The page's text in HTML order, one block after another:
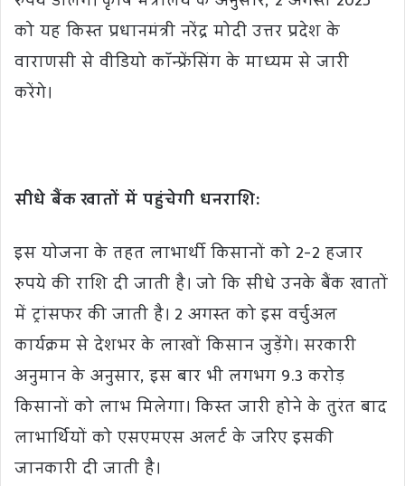
को यह किस्त प्रधानमंत्री नरेंद्र मोदी उत्तर प्रदेश के
वाराणसी से वीडियो कॉन्फ्रेंसिंग के माध्यम से जारी
करेंगे।
सीधे बैंक खातों में पहुंचेगी धनराशि:
इस योजना के तहत लाभार्थी किसानों को 2-2 हजार
रुपये की राशि दी जाती है। जो कि सीधे उनके बैंक खातों
में ट्रांसफर की जाती है। 2 अगस्त को इस वर्चुअल
कार्यक्रम से देशभर के लाखों किसान जुड़ेंगे। सरकारी
अनुमान के अनुसार, इस बार भी लगभग 9.3 करोड़
किसानों को लाभ मिलेगा। किस्त जारी होने के तुरंत बाद
लाभार्थियों को एसएमएस अलर्ट के जरिए इसकी
जानकारी दी जाती है।